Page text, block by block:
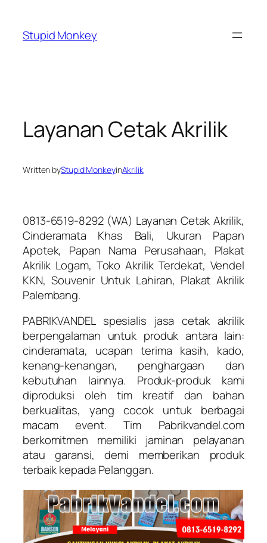
content
Stupid Monkey
Layanan Cetak Akrilik
Written byStupid MonkeyinAkrilik
0813-6519-8292 (WA) Layanan Cetak Akrilik,
Cinderamata Khas Bali, Ukuran Papan
Apotek, Papan Nama Perusahaan, Plakat
Akrilik Logam, Toko Akrilik Terdekat, Vendel
KKN, Souvenir Untuk Lahiran, Plakat Akrilik
Palembang.
PABRIKVANDEL spesialis jasa cetak akrilik
berpengalaman untuk produk antara lain:
cinderamata, ucapan terima kasih, kado,
kenang-kenangan, penghargaan dan
kebutuhan lainnya. Produk-produk kami
diproduksi oleh tim kreatif dan bahan
berkualitas, yang cocok untuk berbagai
macam event. Tim Pabrikvandel.com
berkomitmen memiliki jaminan pelayanan
atau garansi, demi memberikan produk
terbaik kepada Pelanggan.